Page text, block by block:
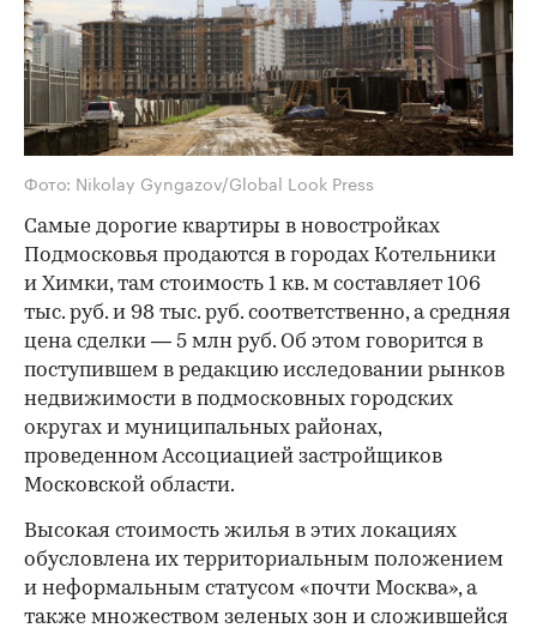
Фото: Nikolay Gyngazov/Global Look Press
Самые дорогие квартиры в новостройках
Подмосковья продаются в городах Котельники
и Химки, там стоимость 1 кв. м составляет 106
тыс. руб. и 98 тыс. руб. соответственно, а средняя
цена сделки — 5 млн руб. Об этом говорится в
поступившем в редакцию исследовании рынков
недвижимости в подмосковных городских
округах и муниципальных районах,
проведенном Ассоциацией застройщиков
Московской области.
Высокая стоимость жилья в этих локациях
обусловлена их территориальным положением
и неформальным статусом «почти Москва», а
также множеством зеленых зон и сложившейся